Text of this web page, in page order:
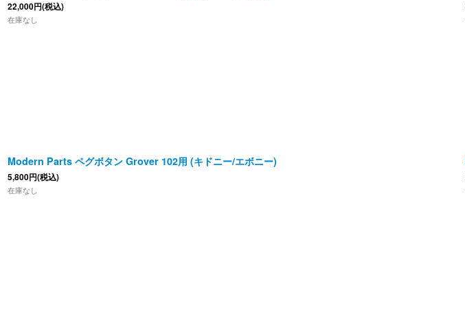
22,000円(税込)
在庫なし
Modern Parts ペグボタン Grover 102用 (キドニー/エボニー)
5,800円(税込)
在庫なし